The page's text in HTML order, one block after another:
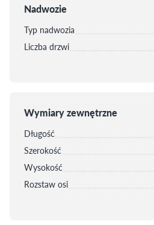
Nadwozie
Typ nadwozia
Liczba drzwi
Wymiary zewnętrzne
Długość
Szerokość
Wysokość
Rozstaw osi